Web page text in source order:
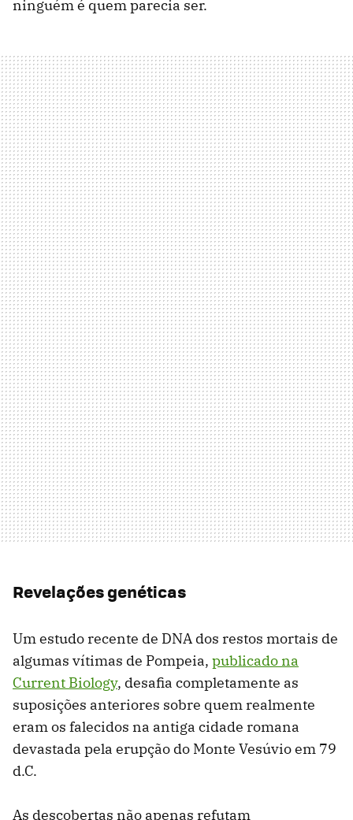
ninguém é quem parecia ser.
Revelações genéticas
Um estudo recente de DNA dos restos mortais de
algumas vítimas de Pompeia, publicado na
Current Biology, desafia completamente as
suposições anteriores sobre quem realmente
eram os falecidos na antiga cidade romana
devastada pela erupção do Monte Vesúvio em 79
d.C.
As descobertas não apenas refutam